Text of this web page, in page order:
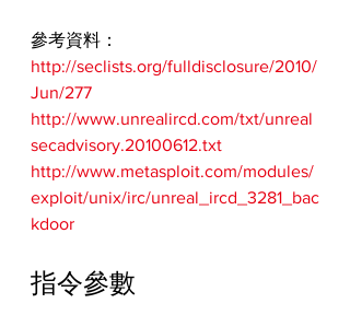
參考資料：
http://seclists.org/fulldisclosure/2010/
Jun/277
http://www.unrealircd.com/txt/unreal
secadvisory.20100612.txt
http://www.metasploit.com/modules/
exploit/unix/irc/unreal_ircd_3281_bac
kdoor
指令參數